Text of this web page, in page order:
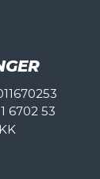
6702 53